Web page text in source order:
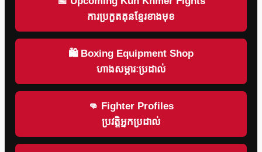
ការប្រកួតគុនខ្មែរខាងមុខ
🛍 Boxing Equipment Shop
ហាងសម្ភារៈប្រដាល់
👊 Fighter Profiles
ប្រវត្តិអ្នកប្រដាល់